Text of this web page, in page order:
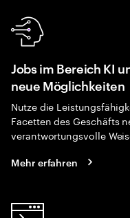
Jobs im Bereich KI
neue Möglichkeiten
Nutze die
Facetten des Geschäfts
verantwortungsvolle
Mehr erfahren